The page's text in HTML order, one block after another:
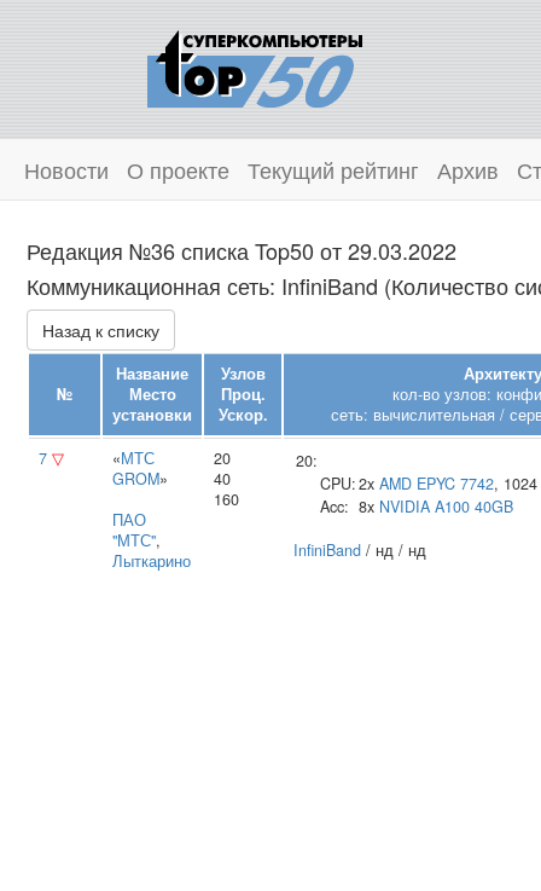
Новости О проекте Текущий рейтинг Архив
Редакция №36 списка Top50 от 29.03.2022
Коммуникационная сеть: InfiniBand (Количество
Назад к списку
№
Название
Место
установки
Узлов
Проц.
Ускор.
кол-во узлов:
сеть: вычислительная /
7 ▽ «МТС
GROM»
ПАО
"МТС",
Лыткарино
20
40
160
20:
CPU:2x AMD EPYC 7742,
Acc: 8x NVIDIA A100 40GB
InfiniBand / нд / нд